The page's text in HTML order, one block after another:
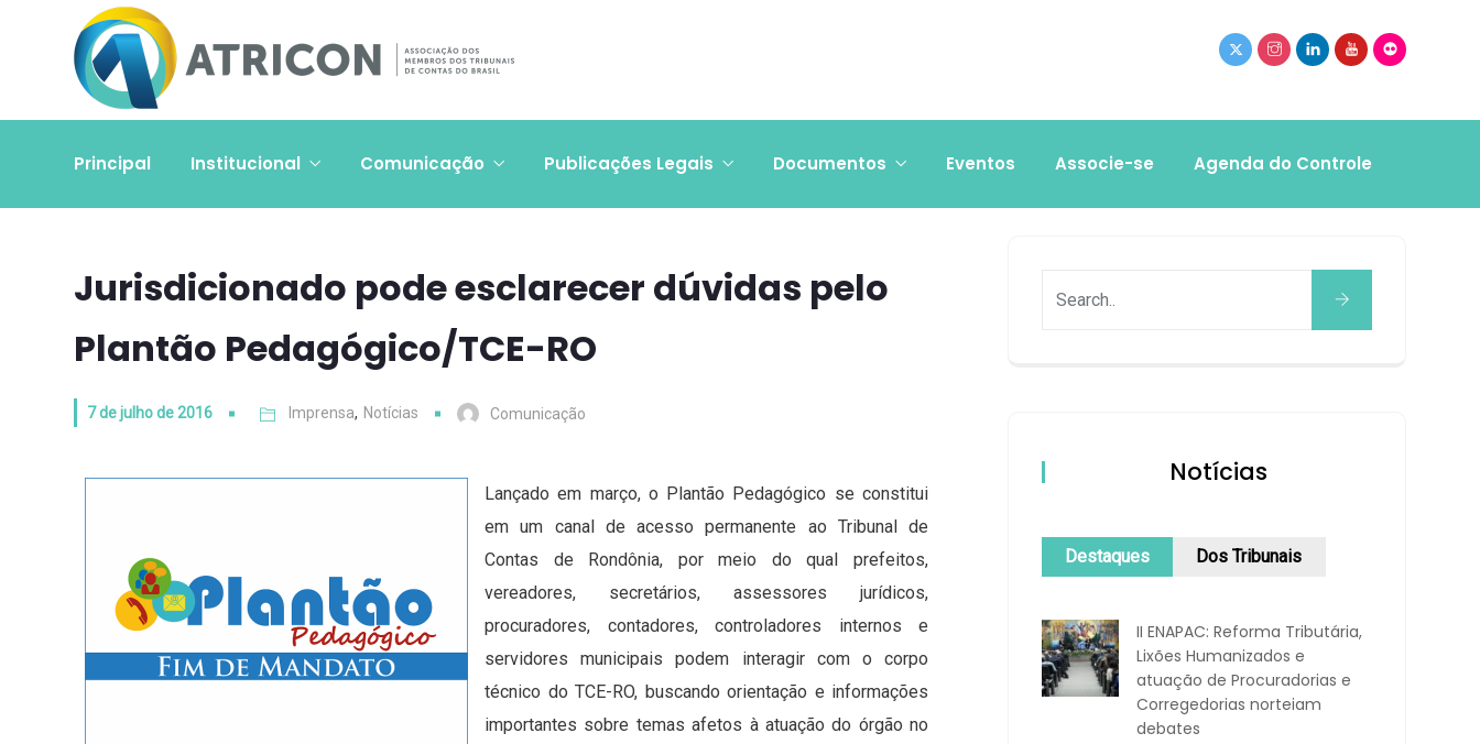
Principal Institucional Comunicação Publicações Legais Documentos Eventos Associe-se Agenda do Controle
Jurisdicionado pode esclarecer dúvidas pelo
Plantão Pedagógico/TCE-RO
7 de julho de 2016 Imprensa, Notícias Comunicação
Lançado em março, o Plantão Pedagógico se constitui
em um canal de acesso permanente ao Tribunal de
Contas de Rondônia, por meio do qual prefeitos,
vereadores, secretários, assessores jurídicos,
procuradores, contadores, controladores internos e
servidores municipais podem interagir com o corpo
técnico do TCE-RO, buscando orientação e informações
importantes sobre temas afetos à atuação do órgão no
Notícias
Destaques Dos Tribunais
II ENAPAC: Reforma Tributária,
Lixões Humanizados e
atuação de Procuradorias e
Corregedorias norteiam
debates